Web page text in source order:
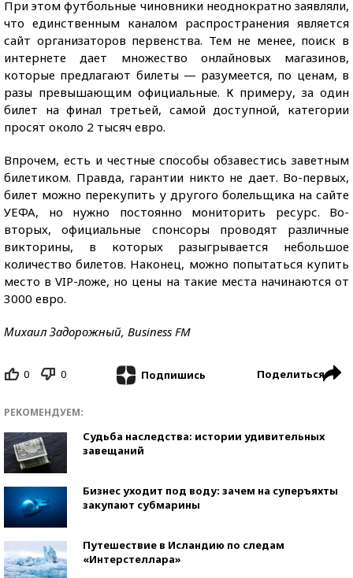
При этом футбольные чиновники неоднократно заявляли,
что единственным каналом распространения является
сайт организаторов первенства. Тем не менее, поиск в
интернете дает множество онлайновых магазинов,
которые предлагают билеты — разумеется, по ценам, в
разы превышающим официальные. К примеру, за один
билет на финал третьей, самой доступной, категории
просят около 2 тысяч евро.
Впрочем, есть и честные способы обзавестись заветным
билетиком. Правда, гарантии никто не дает. Во-первых,
билет можно перекупить у другого болельщика на сайте
УЕФА, но нужно постоянно мониторить ресурс. Во-
вторых, официальные спонсоры проводят различные
викторины, в которых разыгрывается небольшое
количество билетов. Наконец, можно попытаться купить
место в VIP-ложе, но цены на такие места начинаются от
3000 евро.
Михаил Задорожный, Business FM
0 0 Подпишись Поделиться
РЕКОМЕНДУЕМ:
Судьба наследства: истории удивительных
завещаний
Бизнес уходит под воду: зачем на суперъяхты
закупают субмарины
Путешествие в Исландию по следам
«Интерстеллара»